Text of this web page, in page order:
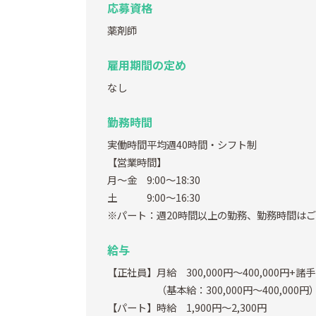
応募資格
薬剤師
雇用期間の定め
なし
勤務時間
実働時間平均週40時間・シフト制
【営業時間】
月～金 9:00～18:30
土 9:00～16:30
※パート：週20時間以上の勤務、勤務時間は
給与
【正社員】月給 300,000円～400,000円+諸
（基本給：300,000円～400,000円）
【パート】時給 1,900円～2,300円